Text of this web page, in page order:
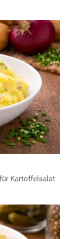
Kartoffelsalat